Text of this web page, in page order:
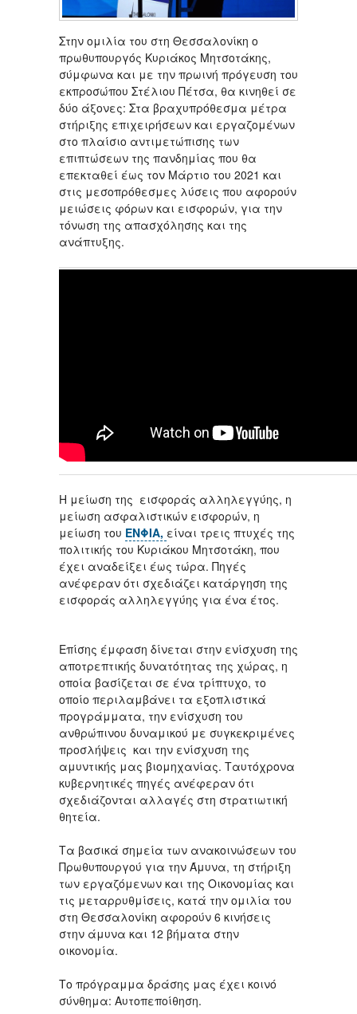
Στην ομιλία του στη Θεσσαλονίκη ο
πρωθυπουργός Κυριάκος Μητσοτάκης,
σύμφωνα και με την πρωινή πρόγευση του
εκπροσώπου Στέλιου Πέτσα, θα κινηθεί σε
δύο άξονες: Στα βραχυπρόθεσμα μέτρα
στήριξης επιχειρήσεων και εργαζομένων
στο πλαίσιο αντιμετώπισης των
επιπτώσεων της πανδημίας που θα
επεκταθεί έως τον Μάρτιο του 2021 και
στις μεσοπρόθεσμες λύσεις που αφορούν
μειώσεις φόρων και εισφορών, για την
τόνωση της απασχόλησης και της
ανάπτυξης.
Η μείωση της εισφοράς αλληλεγγύης, η
μείωση ασφαλιστικών εισφορών, η
μείωση του ΕΝΦΙΑ, είναι τρεις πτυχές της
πολιτικής του Κυριάκου Μητσοτάκη, που
έχει αναδείξει έως τώρα. Πηγές
ανέφεραν ότι σχεδιάζει κατάργηση της
εισφοράς αλληλεγγύης για ένα έτος.
Επίσης έμφαση δίνεται στην ενίσχυση της
αποτρεπτικής δυνατότητας της χώρας, η
οποία βασίζεται σε ένα τρίπτυχο, το
οποίο περιλαμβάνει τα εξοπλιστικά
προγράμματα, την ενίσχυση του
ανθρώπινου δυναμικού με συγκεκριμένες
προσλήψεις και την ενίσχυση της
αμυντικής μας βιομηχανίας. Ταυτόχρονα
κυβερνητικές πηγές ανέφεραν ότι
σχεδιάζονται αλλαγές στη στρατιωτική
θητεία.
Τα βασικά σημεία των ανακοινώσεων του
Πρωθυπουργού για την Άμυνα, τη στήριξη
των εργαζόμενων και της Οικονομίας και
τις μεταρρυθμίσεις, κατά την ομιλία του
στη Θεσσαλονίκη αφορούν 6 κινήσεις
στην άμυνα και 12 βήματα στην
οικονομία.
Το πρόγραμμα δράσης μας έχει κοινό
σύνθημα: Αυτοπεποίθηση.